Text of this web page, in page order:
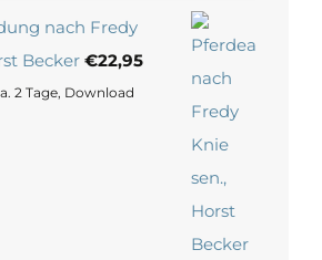
nach Fredy
Becker €22,95
2 Tage, Download